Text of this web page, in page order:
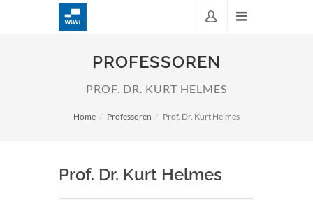
PROFESSOREN
PROF. DR. KURT HELMES
Home Professoren Prof. Dr. Kurt Helmes
Prof. Dr. Kurt Helmes